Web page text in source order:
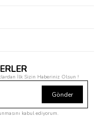
İlk Sizin Haberiniz Olsun !
Gönder
kabul ediyorum.